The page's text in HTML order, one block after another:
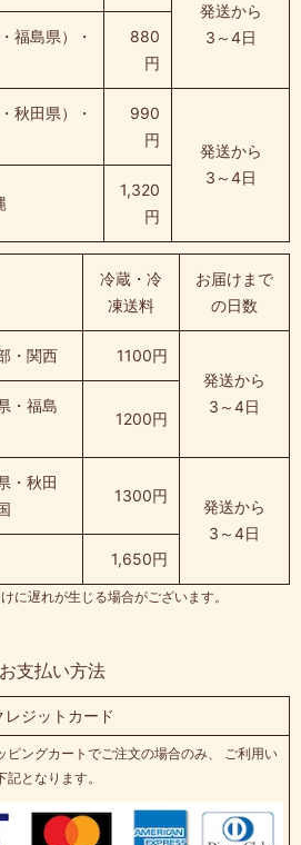
発送から
3～4日
福島県）・
880
円
秋田県）・
990
円
発送から
3～4日
1,320
円
冷蔵・冷
凍送料
お届けまで
の日数
・関西
1100円
発送から
3～4日
・福島
1200円
・秋田
1300円
発送から
3～4日
1,650円
に遅れが生じる場合がございます。
お支払い方法
レジットカード
ピングカートでご注文の場合のみ、 ご利用い
となります。